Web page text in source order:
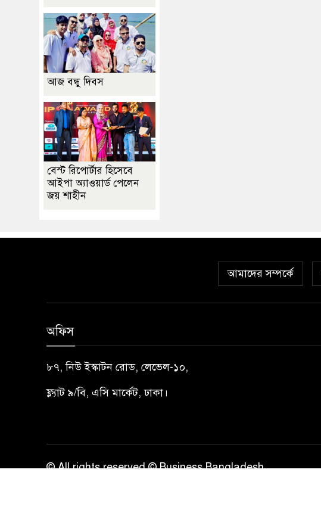
আজ বন্ধু দিবস
বেস্ট রিপোর্টার হিসেবে
আইপা অ্যাওয়ার্ড পেলেন
জয় শাহীন
আমাদের সম্পর্কে
অফিস
৮৭, নিউ ইস্কাটন রোড, লেভেল-১০,
ফ্ল্যাট ৯/বি, এসি মার্কেট, ঢাকা।
© All rights reserved © Business Bangladesh